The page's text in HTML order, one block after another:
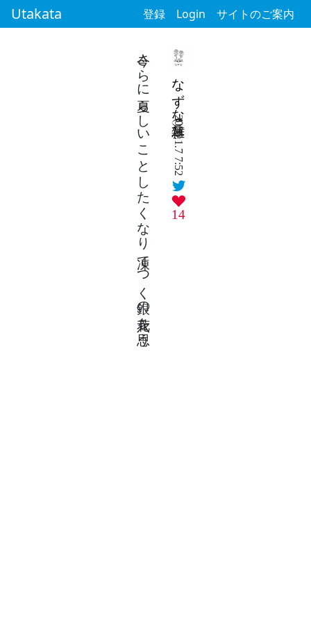
Utakata 登録 Login サイトのご案内
なずな（雑草）
2026.1.7 7:52
14
今さらに夏らしいことしたくなり 凍てつく銀の六花を思う